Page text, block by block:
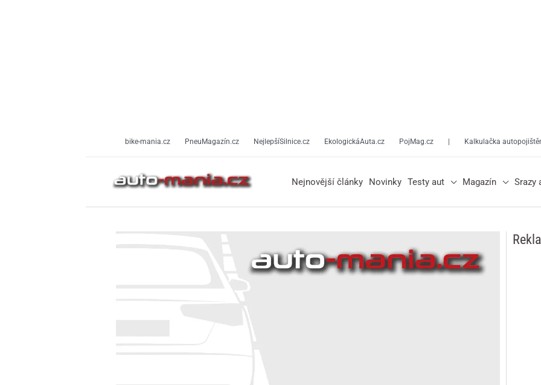
bike-mania.cz PneuMagazín.cz NejlepšíSilnice.cz EkologickáAuta.cz PojMag.cz Kalkulačka
Nejnovější články Novinky Testy aut Magazín Srazy